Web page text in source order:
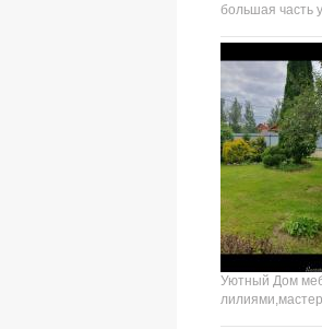
большая часть
Уютный Дом